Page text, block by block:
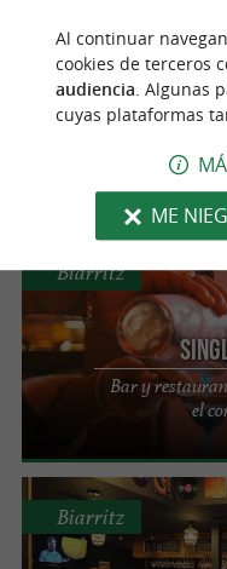
Un lugar
Bar y
el
Biarritz
Biarritz
Al continuar
cookies de terceros
audiencia . Algunas
cuyas plataformas
ME